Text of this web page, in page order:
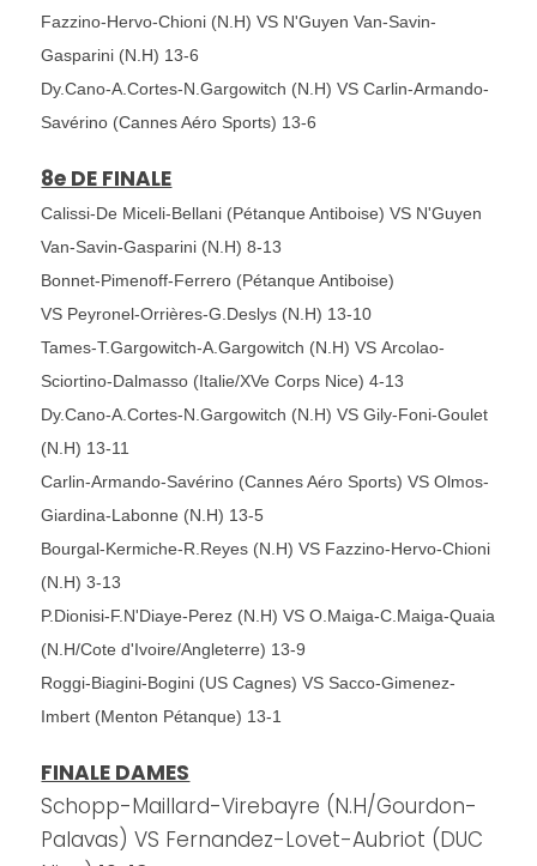
Fazzino-Hervo-Chioni (N.H) VS N'Guyen Van-Savin-
Gasparini (N.H) 13-6
Dy.Cano-A.Cortes-N.Gargowitch (N.H) VS Carlin-Armando-
Savérino (Cannes Aéro Sports) 13-6
8e DE FINALE
Calissi-De Miceli-Bellani (Pétanque Antiboise) VS N'Guyen
Van-Savin-Gasparini (N.H) 8-13
Bonnet-Pimenoff-Ferrero (Pétanque Antiboise)
VS Peyronel-Orrières-G.Deslys (N.H) 13-10
Tames-T.Gargowitch-A.Gargowitch (N.H) VS Arcolao-
Sciortino-Dalmasso (Italie/XVe Corps Nice) 4-13
Dy.Cano-A.Cortes-N.Gargowitch (N.H) VS Gily-Foni-Goulet
(N.H) 13-11
Carlin-Armando-Savérino (Cannes Aéro Sports) VS Olmos-
Giardina-Labonne (N.H) 13-5
Bourgal-Kermiche-R.Reyes (N.H) VS Fazzino-Hervo-Chioni
(N.H) 3-13
P.Dionisi-F.N'Diaye-Perez (N.H) VS O.Maiga-C.Maiga-Quaia
(N.H/Cote d'Ivoire/Angleterre) 13-9
Roggi-Biagini-Bogini (US Cagnes) VS Sacco-Gimenez-
Imbert (Menton Pétanque) 13-1
FINALE DAMES
Schopp-Maillard-Virebayre (N.H/Gourdon-
Palavas) VS Fernandez-Lovet-Aubriot (DUC